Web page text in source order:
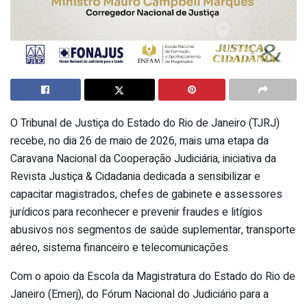
O Tribunal de Justiça do Estado do Rio de Janeiro (TJRJ)
recebe, no dia 26 de maio de 2026, mais uma etapa da
Caravana Nacional da Cooperação Judiciária, iniciativa da
Revista Justiça & Cidadania dedicada a sensibilizar e
capacitar magistrados, chefes de gabinete e assessores
jurídicos para reconhecer e prevenir fraudes e litígios
abusivos nos segmentos de saúde suplementar, transporte
aéreo, sistema financeiro e telecomunicações.
Com o apoio da Escola da Magistratura do Estado do Rio de
Janeiro (Emerj), do Fórum Nacional do Judiciário para a